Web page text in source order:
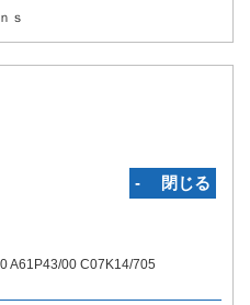
ｓ
‐ 閉じる
A61P43/00 C07K14/705